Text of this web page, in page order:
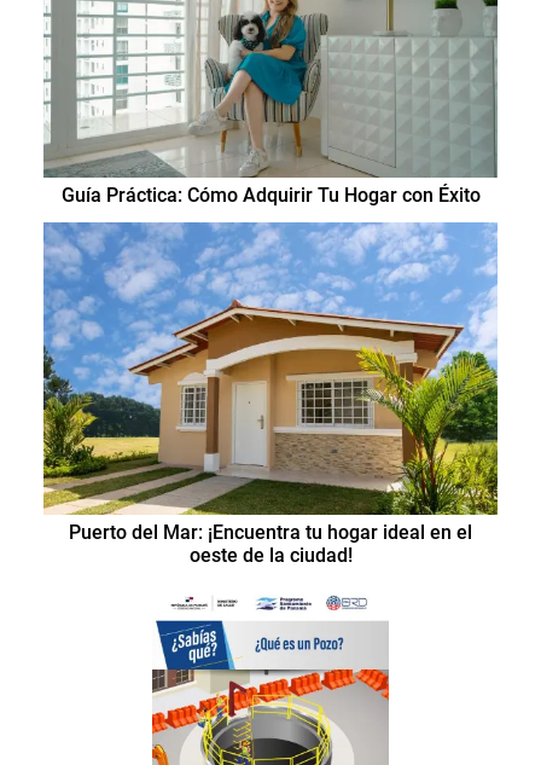
Guía Práctica: Cómo Adquirir Tu Hogar con Éxito
Puerto del Mar: ¡Encuentra tu hogar ideal en el
oeste de la ciudad!